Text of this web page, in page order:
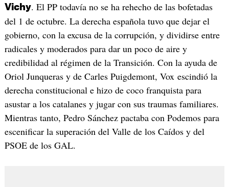
Vichy. El PP todavía no se ha rehecho de las bofetadas
del 1 de octubre. La derecha española tuvo que dejar el
gobierno, con la excusa de la corrupción, y dividirse entre
radicales y moderados para dar un poco de aire y
credibilidad al régimen de la Transición. Con la ayuda de
Oriol Junqueras y de Carles Puigdemont, Vox escindió la
derecha constitucional e hizo de coco franquista para
asustar a los catalanes y jugar con sus traumas familiares.
Mientras tanto, Pedro Sánchez pactaba con Podemos para
escenificar la superación del Valle de los Caídos y del
PSOE de los GAL.